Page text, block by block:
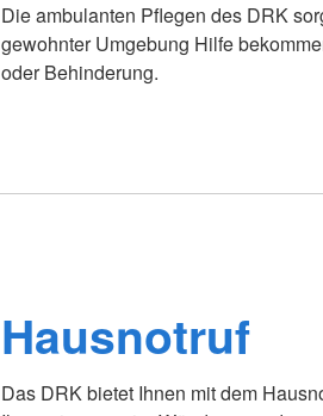
Die ambulanten Pflegen des DRK
gewohnter Umgebung Hilfe
oder Behinderung.
Hausnotruf
Das DRK bietet Ihnen mit dem